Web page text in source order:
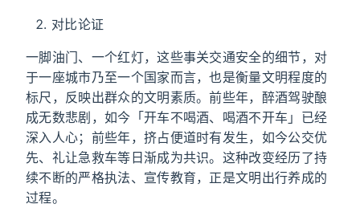
对比论证
一脚油门、一个红灯，这些事关交通安全的细节，对
于一座城市乃至一个国家而言，也是衡量文明程度的
标尺，反映出群众的文明素质。前些年，醉酒驾驶酿
成无数悲剧，如今「开车不喝酒、喝酒不开车」已经
深入人心；前些年，挤占便道时有发生，如今公交优
先、礼让急救车等日渐成为共识。这种改变经历了持
续不断的严格执法、宣传教育，正是文明出行养成的
过程。